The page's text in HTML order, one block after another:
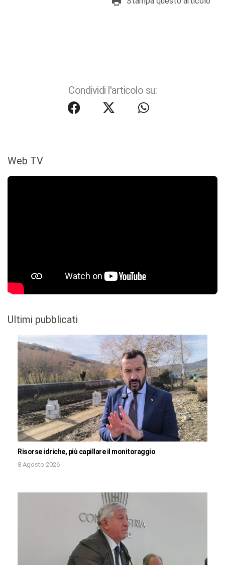
Condividi l'articolo su:
Web TV
Ultimi pubblicati
Risorse idriche, più capillare il monitoraggio
8 Agosto 2026